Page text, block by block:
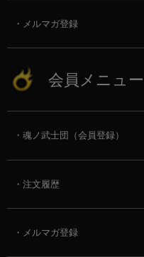
メルマガ登録
会員メニュー
魂ノ武士団（会員登録）
注文履歴
メルマガ登録